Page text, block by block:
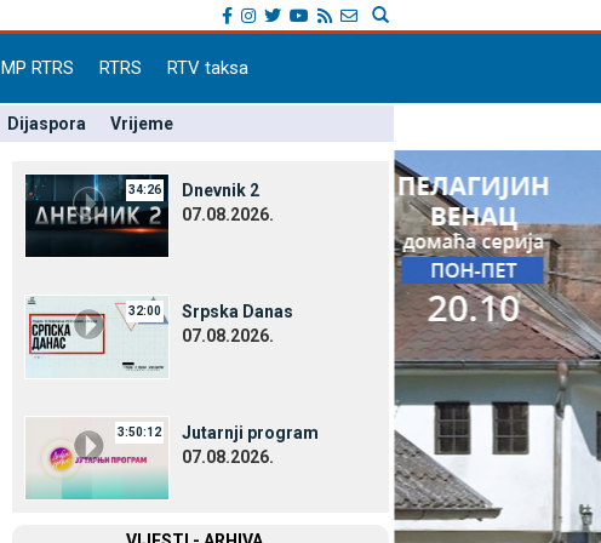
MP RTRS RTRS RTV taksa
Dijaspora Vrijeme
34:26
Dnevnik 2
07.08.2026.
32:00
Srpska Danas
07.08.2026.
3:50:12
Јutarnji program
07.08.2026.